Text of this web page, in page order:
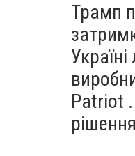
Трамп
Україні
Patriot